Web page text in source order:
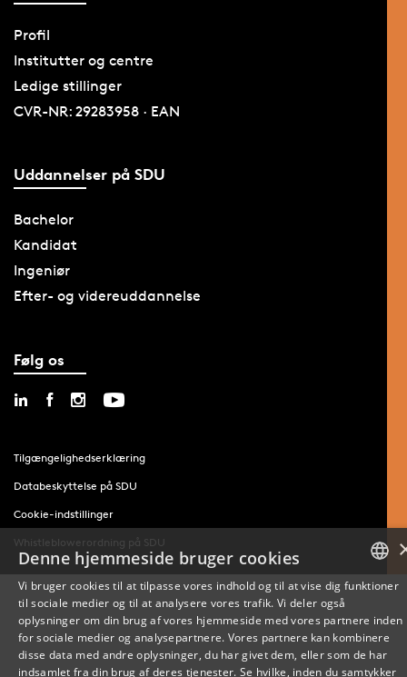
Profil
Institutter og centre
Ledige stillinger
CVR-NR: 29283958 · EAN
Uddannelser på SDU
Bachelor
Kandidat
Ingeniør
Efter- og videreuddannelse
Følg os
Tilgængelighedserklæring
Databeskyttelse på SDU
Cookie-indstillinger
Whistleblowerordning på SDU
ENGLISH
Denne hjemmeside bruger cookies
Vi bruger cookies til at tilpasse vores indhold og til at vise dig funktioner
til sociale medier og til at analysere vores trafik. Vi deler også
oplysninger om din brug af vores hjemmeside med vores partnere inden
for sociale medier og analysepartnere. Vores partnere kan kombinere
disse data med andre oplysninger, du har givet dem, eller som de har
indsamlet fra din brug af deres tjenester. Se hvilke, inden du samtykker